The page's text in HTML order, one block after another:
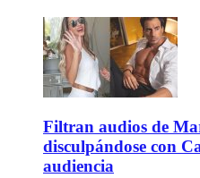
Filtran audios de
disculpándose con
audiencia